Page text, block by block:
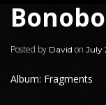
Posted by David on July
Album: Fragments